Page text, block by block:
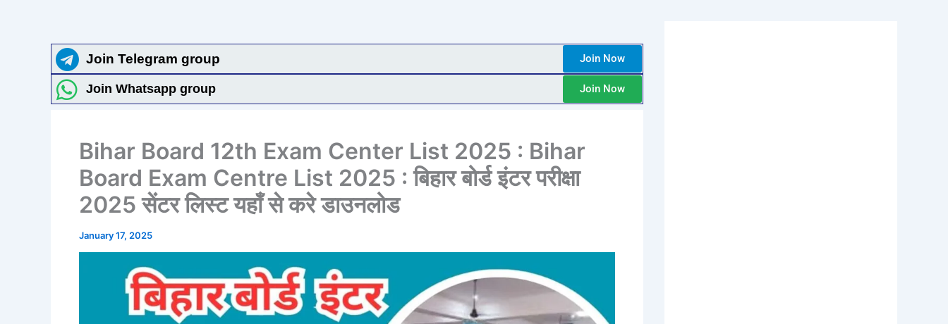
Join Telegram group Join Now
Join Whatsapp group Join Now
Bihar Board 12th Exam Center List 2025 : Bihar
Board Exam Centre List 2025 : बिहार बोर्ड इंटर परीक्षा
2025 सेंटर लिस्ट यहाँ से करे डाउनलोड
January 17, 2025